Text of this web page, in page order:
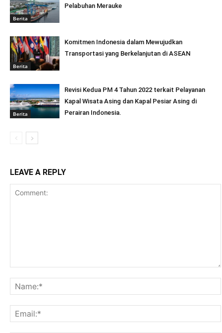
Berita
Pelabuhan Merauke
Berita
Komitmen Indonesia dalam Mewujudkan
Transportasi yang Berkelanjutan di ASEAN
Berita
Revisi Kedua PM 4 Tahun 2022 terkait Pelayanan
Kapal Wisata Asing dan Kapal Pesiar Asing di
Perairan Indonesia.
LEAVE A REPLY